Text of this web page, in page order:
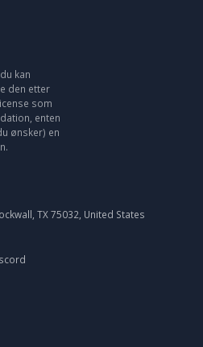
kan
den etter
som
enten
ønsker) en
TX 75032, United States